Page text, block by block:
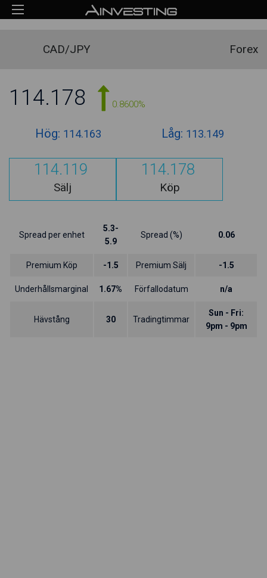
CAD/JPY Forex
114.178 0.8600%
Hög: 114.163 Låg: 113.149
114.119
Sälj
114.178
Köp
Spread per enhet
5.3-
5.9
Spread (%) 0.06
Premium Köp -1.5 Premium Sälj -1.5
Underhållsmarginal 1.67% Förfallodatum n/a
Hävstång 30 Tradingtimmar
Sun - Fri:
9pm - 9pm